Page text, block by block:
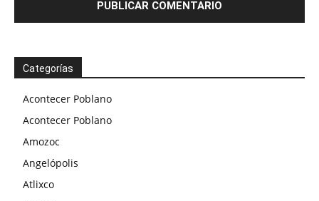
Categorías
Acontecer Poblano
Acontecer Poblano
Amozoc
Angelópolis
Atlixco